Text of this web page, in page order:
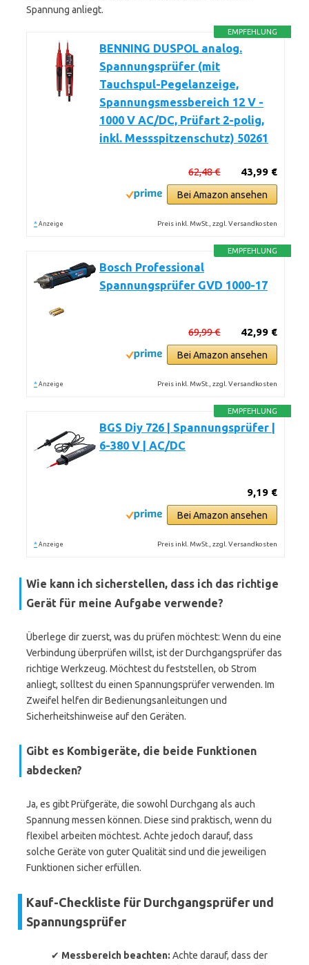
Spannung anliegt.
EMPFEHLUNG
BENNING DUSPOL analog.
Spannungsprüfer (mit
Tauchspul-Pegelanzeige,
Spannungsmessbereich 12 V -
1000 V AC/DC, Prüfart 2-polig,
inkl. Messspitzenschutz) 50261
43,99 €
62,48 €
Bei Amazon ansehen
* Anzeige Preis inkl. MwSt., zzgl. Versandkosten
EMPFEHLUNG
Bosch Professional
Spannungsprüfer GVD 1000-17
42,99 €
69,99 €
Bei Amazon ansehen
* Anzeige Preis inkl. MwSt., zzgl. Versandkosten
EMPFEHLUNG
BGS Diy 726 | Spannungsprüfer |
6-380 V | AC/DC
9,19 €
Bei Amazon ansehen
* Anzeige Preis inkl. MwSt., zzgl. Versandkosten
Wie kann ich sicherstellen, dass ich das richtige
Gerät für meine Aufgabe verwende?
Überlege dir zuerst, was du prüfen möchtest: Wenn du eine
Verbindung überprüfen willst, ist der Durchgangsprüfer das
richtige Werkzeug. Möchtest du feststellen, ob Strom
anliegt, solltest du einen Spannungsprüfer verwenden. Im
Zweifel helfen dir Bedienungsanleitungen und
Sicherheitshinweise auf den Geräten.
Gibt es Kombigeräte, die beide Funktionen
abdecken?
Ja, es gibt Prüfgeräte, die sowohl Durchgang als auch
Spannung messen können. Diese sind praktisch, wenn du
flexibel arbeiten möchtest. Achte jedoch darauf, dass
solche Geräte von guter Qualität sind und die jeweiligen
Funktionen sicher erfüllen.
Kauf-Checkliste für Durchgangsprüfer und
Spannungsprüfer
✔ Messbereich beachten: Achte darauf, dass der